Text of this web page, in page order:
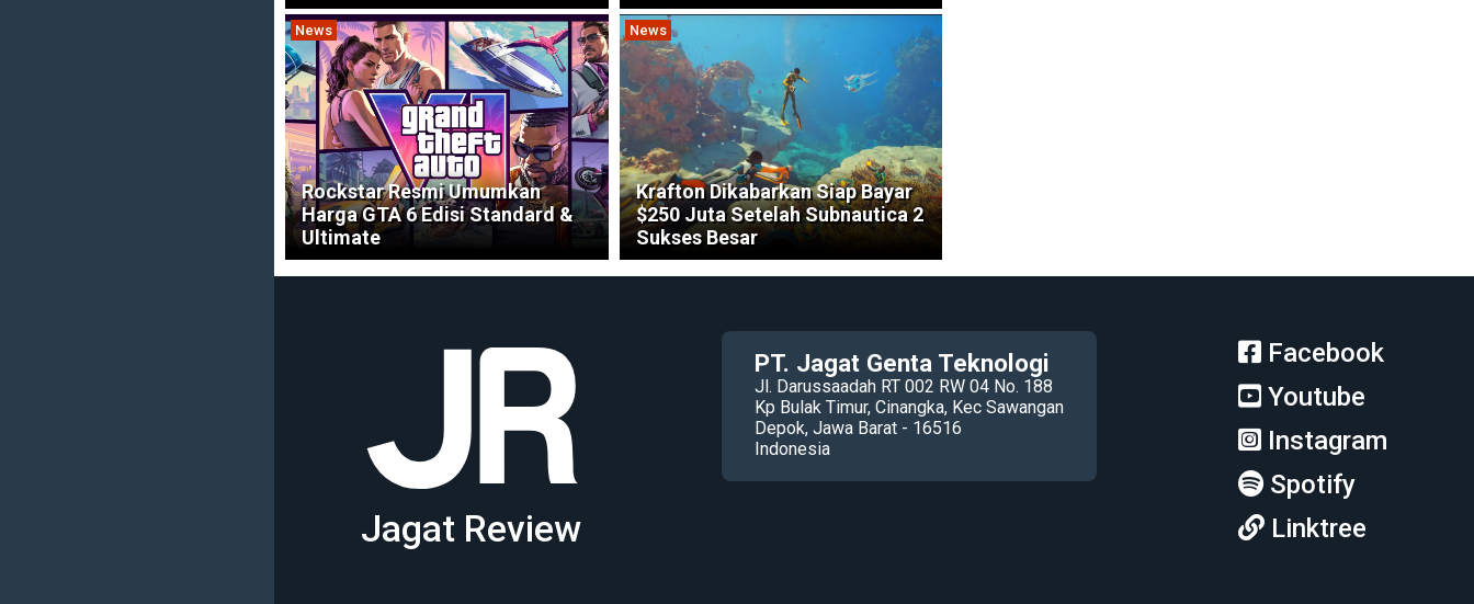
News
Rockstar Resmi Umumkan
Harga GTA 6 Edisi Standard &
Ultimate
News
Krafton Dikabarkan Siap Bayar
$250 Juta Setelah Subnautica 2
Sukses Besar
Jagat Review
PT. Jagat Genta Teknologi
Jl. Darussaadah RT 002 RW 04 No. 188
Kp Bulak Timur, Cinangka, Kec Sawangan
Depok, Jawa Barat - 16516
Indonesia
Facebook
Youtube
Instagram
Spotify
Linktree